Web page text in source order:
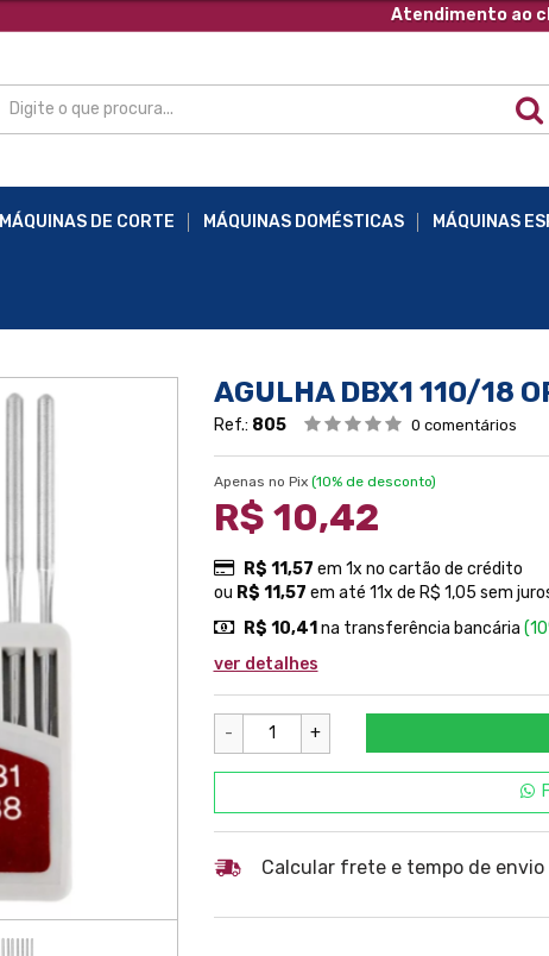
Atendimento ao
MÁQUINAS DE CORTE MÁQUINAS DOMÉSTICAS MÁQUINAS
AGULHA DBX1 110/18
Ref.: 805 0 comentários
Apenas no Pix (10% de desconto)
R$ 10,42
R$ 11,57 em 1x no cartão de crédito
ou R$ 11,57 em até 11x de R$ 1,05 sem
R$ 10,41 na transferência bancária
ver detalhes
- +
Calcular frete e tempo de envio